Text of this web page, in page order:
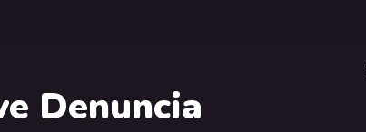
Denuncia